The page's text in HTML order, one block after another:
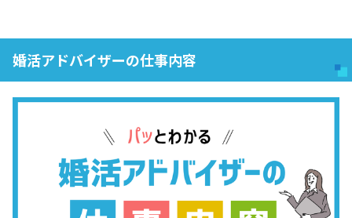
婚活アドバイザーの仕事内容